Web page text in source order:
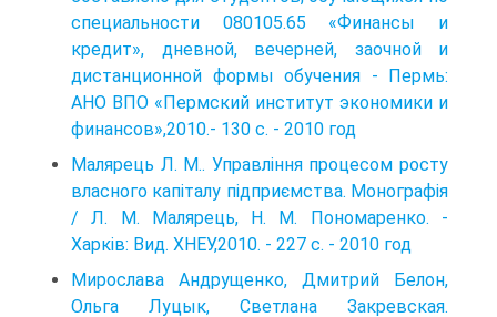
специальности 080105.65 «Финансы и
кредит», дневной, вечерней, заочной и
дистанционной формы обучения - Пермь:
AHO ВПО «Пермский институт экономики и
финансов»,2010.- 130 с. - 2010 год
Малярець Л. М.. Управління процесом росту
власного капіталу підприємства. Монографія
/ Л. М. Малярець, Η. М. Пономаренко. -
Харків: Вид. ХНЕУ,2010. - 227 с. - 2010 год
Мирослава Андрущенко, Дмитрий Белон,
Ольга Луцык, Светлана Закревская.